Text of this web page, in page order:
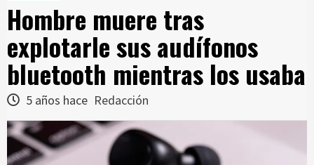
Hombre muere tras
explotarle sus audífonos
bluetooth mientras los usaba
5 años hace Redacción